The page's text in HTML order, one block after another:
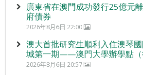
廣東省在澳門成功發行25億元
府債券
2026年8月6日 22:00
澳大首批研究生順利入住澳琴國
城第一期——澳門大學辦學點（
2026年8月6日 20:57